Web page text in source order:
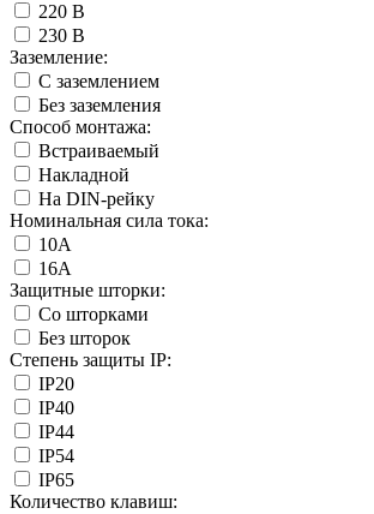
220 В
230 В
Заземление:
С заземлением
Без заземления
Способ монтажа:
Встраиваемый
Накладной
На DIN-рейку
Номинальная сила тока:
10А
16А
Защитные шторки:
Со шторками
Без шторок
Степень защиты IP:
IP20
IP40
IP44
IP54
IP65
Количество клавиш: